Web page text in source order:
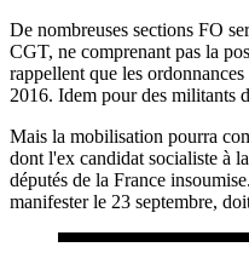
De nombreuses sections FO
CGT, ne comprenant pas la
rappellent que les
2016. Idem pour des militants
Mais la mobilisation pourra
dont l'ex candidat socialiste à
députés de la France
manifester le 23 septembre,